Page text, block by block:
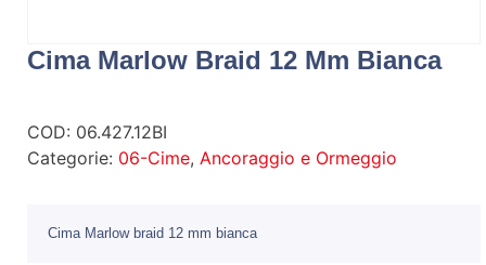
Cima Marlow Braid 12 Mm Bianca
COD: 06.427.12BI
Categorie: 06-Cime, Ancoraggio e Ormeggio
Cima Marlow braid 12 mm bianca